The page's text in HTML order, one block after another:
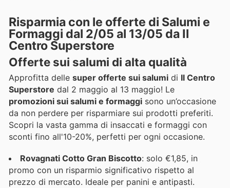
Risparmia con le offerte di Salumi e
Formaggi dal 2/05 al 13/05 da Il
Centro Superstore
Offerte sui salumi di alta qualità
Approfitta delle super offerte sui salumi di Il Centro
Superstore dal 2 maggio al 13 maggio! Le
promozioni sui salumi e formaggi sono un’occasione
da non perdere per risparmiare sui prodotti preferiti.
Scopri la vasta gamma di insaccati e formaggi con
sconti fino all'10-20%, perfetti per ogni occasione.
Rovagnati Cotto Gran Biscotto: solo €1,85, in
promo con un risparmio significativo rispetto al
prezzo di mercato. Ideale per panini e antipasti.